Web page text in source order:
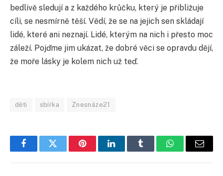
bedlivě sledují a z každého krůčku, který je přibližuje
cíli, se nesmírně těší. Vědí, že se na jejich sen skládají
lidé, které ani neznají. Lidé, kterým na nich i přesto moc
záleží. Pojďme jim ukázat, že dobré věci se opravdu dějí,
že moře lásky je kolem nich už teď.
děti sbírka Znesnáze21
FacebookTwitter PinterestLinkedInTumblr WhatsApp
E-